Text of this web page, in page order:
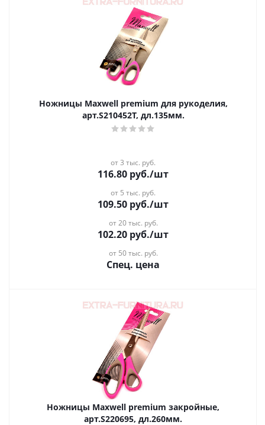
Ножницы Maxwell premium для рукоделия,
арт.S210452Т, дл.135мм.
от 3 тыс. руб.
116.80 руб./шт
от 5 тыс. руб.
109.50 руб./шт
от 20 тыс. руб.
102.20 руб./шт
от 50 тыс. руб.
Спец. цена
Ножницы Maxwell premium закройные,
арт.S220695, дл.260мм.